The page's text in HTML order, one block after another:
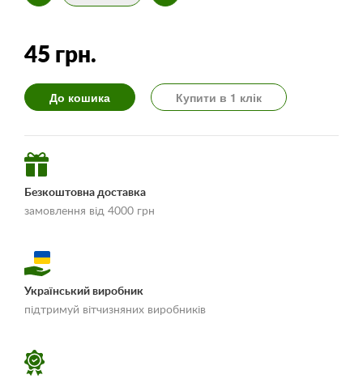
45 грн.
До кошика Купити в 1 клік
Безкоштовна доставка
замовлення від 4000 грн
«Умови доставки і
Український виробник
підтримуй вітчизняних виробників